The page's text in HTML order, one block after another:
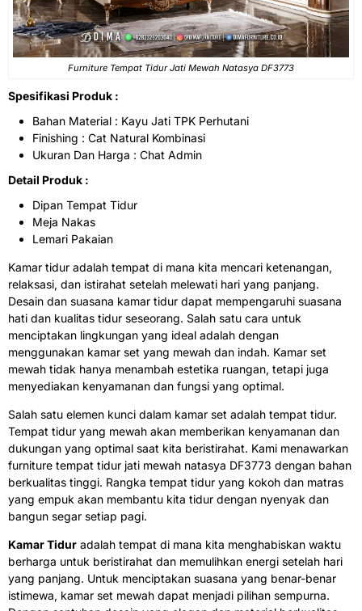
Furniture Tempat TidurJati Mewah Natasya DF3773
Spesifikasi Produk :
Bahan Material : Kayu Jati TPK Perhutani
Finishing : Cat Natural Kombinasi
Ukuran Dan Harga : Chat Admin
Detail Produk :
Dipan Tempat Tidur
Meja Nakas
Lemari Pakaian
Kamar tidur adalah tempat di mana kita mencari ketenangan,
relaksasi, dan istirahat setelah melewati hari yang panjang.
Desain dan suasana kamar tidur dapat mempengaruhi suasana
hati dan kualitas tidur seseorang. Salah satu cara untuk
menciptakan lingkungan yang ideal adalah dengan
menggunakan kamar set yang mewah dan indah. Kamar set
mewah tidak hanya menambah estetika ruangan, tetapi juga
menyediakan kenyamanan dan fungsi yang optimal.
Salah satu elemen kunci dalam kamar set adalah tempat tidur.
Tempat tidur yang mewah akan memberikan kenyamanan dan
dukungan yang optimal saat kita beristirahat. Kami menawarkan
furniture tempat tidur jati mewah natasya DF3773 dengan bahan
berkualitas tinggi. Rangka tempat tidur yang kokoh dan matras
yang empuk akan membantu kita tidur dengan nyenyak dan
bangun segar setiap pagi.
Kamar Tidur adalah tempat di mana kita menghabiskan waktu
berharga untuk beristirahat dan memulihkan energi setelah hari
yang panjang. Untuk menciptakan suasana yang benar-benar
istimewa, kamar set mewah dapat menjadi pilihan sempurna.